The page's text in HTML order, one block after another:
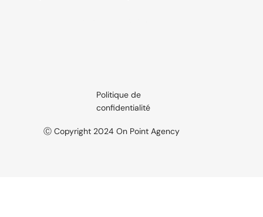
Ⓒ Copyright 2024 On Point Agency
Politique de
confidentialité